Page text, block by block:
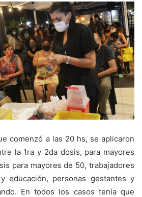
comenzó a las 20 hs, se aplicaron
la 1ra y 2da dosis, para mayores
para mayores de 50, trabajadores
educación, personas gestantes y
En todos los casos tenía que